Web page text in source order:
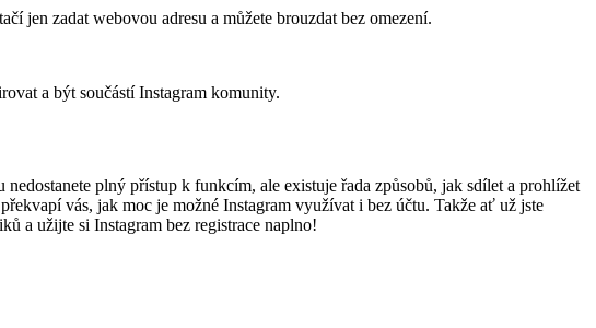
jen zadat webovou adresu a můžete brouzdat bez omezení.
a být součástí Instagram komunity.
plný přístup k funkcím, ale existuje řada způsobů, jak sdílet a prohlížet
vás, jak moc je možné Instagram využívat i bez účtu. Takže ať už jste
a užijte si Instagram bez registrace naplno!